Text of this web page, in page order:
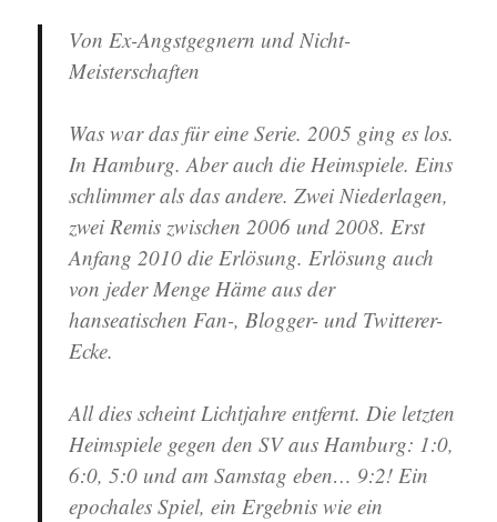
Von Ex-Angstgegnern und Nicht-
Meisterschaften
Was war das für eine Serie. 2005 ging es los.
In Hamburg. Aber auch die Heimspiele. Eins
schlimmer als das andere. Zwei Niederlagen,
zwei Remis zwischen 2006 und 2008. Erst
Anfang 2010 die Erlösung. Erlösung auch
von jeder Menge Häme aus der
hanseatischen Fan-, Blogger- und Twitterer-
Ecke.
All dies scheint Lichtjahre entfernt. Die letzten
Heimspiele gegen den SV aus Hamburg: 1:0,
6:0, 5:0 und am Samstag eben… 9:2! Ein
epochales Spiel, ein Ergebnis wie ein